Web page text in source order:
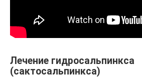
Лечение гидросальпинкса
(сактосальпинкса)